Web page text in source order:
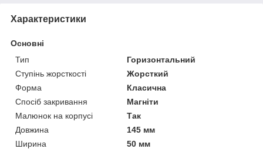
Характеристики
Основні
Тип
Горизонтальний
Ступінь жорсткості
Жорсткий
Форма
Класична
Спосіб закривання
Магніти
Малюнок на корпусі
Так
Довжина
145 мм
Ширина
50 мм